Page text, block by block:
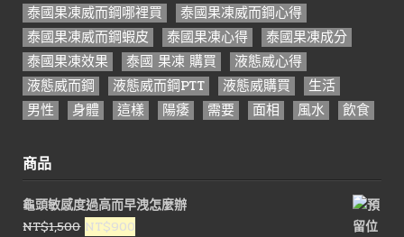
泰國果凍威而鋼哪裡買
泰國果凍威而鋼心得
泰國果凍威而鋼蝦皮
泰國果凍心得
泰國果凍成分
泰國果凍效果
泰國 果凍 購買
液態威心得
液態威而鋼
液態威而鋼PTT 液態威購買
生活
男性
身體 這樣 陽痿 需要 面相 風水 飲食
商品
龜頭敏感度過高而早洩怎麼辦
NT$1,500 原
NT$900